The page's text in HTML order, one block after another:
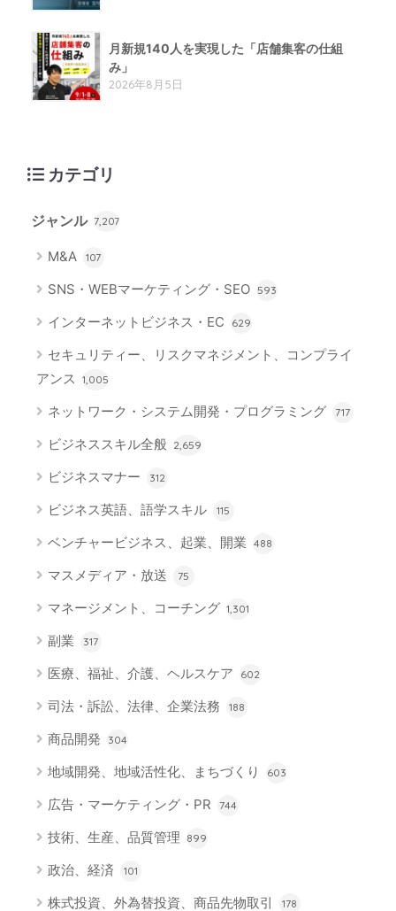
月新規140人を実現した「店舗集客の仕組
み」
2026年8月5日
カテゴリ
ジャンル 7,207
M&A 107
SNS・WEBマーケティング・SEO 593
インターネットビジネス・EC 629
セキュリティー、リスクマネジメント、コンプライ
アンス 1,005
ネットワーク・システム開発・プログラミング 717
ビジネススキル全般 2,659
ビジネスマナー 312
ビジネス英語、語学スキル 115
ベンチャービジネス、起業、開業 488
マスメディア・放送 75
マネージメント、コーチング 1,301
副業 317
医療、福祉、介護、ヘルスケア 602
司法・訴訟、法律、企業法務 188
商品開発 304
地域開発、地域活性化、まちづくり 603
広告・マーケティング・PR 744
技術、生産、品質管理 899
政治、経済 101
株式投資、外為替投資、商品先物取引 178